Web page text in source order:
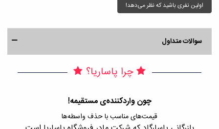
اولین نفری باشید که نظر می‌دهد!
سوالات متداول
چرا پاساریا؟
چون واردکننده‌ی مستقیمه!
قیمت‌های مناسب با حذف واسطه‌ها